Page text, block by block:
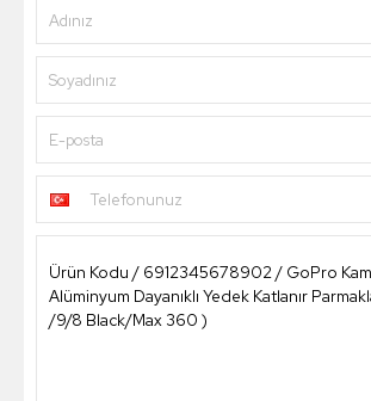
Adınız
Soyadınız
E-posta
Telefonunuz